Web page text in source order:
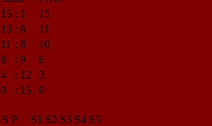
15 : 1
15
13 : 6
11
11 : 8
10
8 : 9
6
4 : 12
3
0 : 15 0
S P S1 S2 S3 S4 S5